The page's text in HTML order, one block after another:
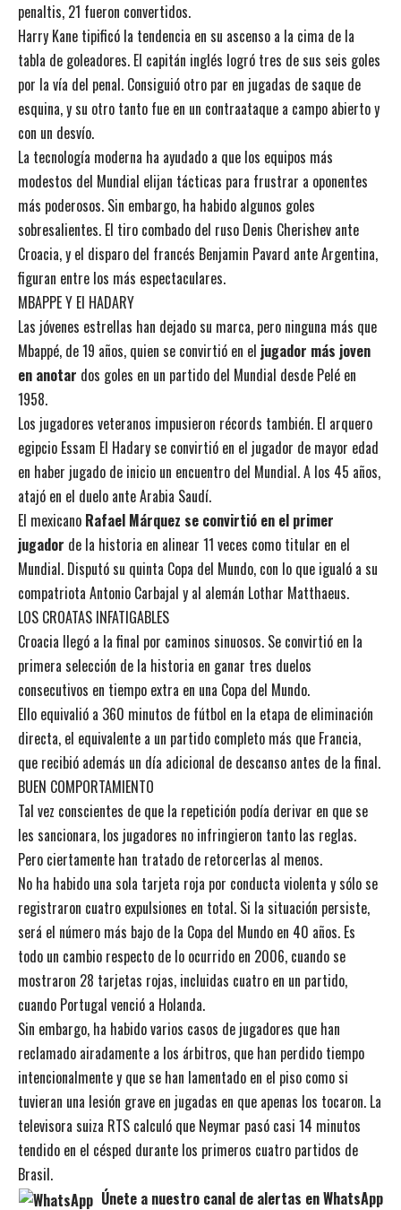
penaltis, 21 fueron convertidos.
Harry Kane tipificó la tendencia en su ascenso a la cima de la
tabla de goleadores. El capitán inglés logró tres de sus seis goles
por la vía del penal. Consiguió otro par en jugadas de saque de
esquina, y su otro tanto fue en un contraataque a campo abierto y
con un desvío.
La tecnología moderna ha ayudado a que los equipos más
modestos del Mundial elijan tácticas para frustrar a oponentes
más poderosos. Sin embargo, ha habido algunos goles
sobresalientes. El tiro combado del ruso Denis Cherishev ante
Croacia, y el disparo del francés Benjamin Pavard ante Argentina,
figuran entre los más espectaculares.
MBAPPE Y El HADARY
Las jóvenes estrellas han dejado su marca, pero ninguna más que
Mbappé, de 19 años, quien se convirtió en el jugador más joven
en anotar dos goles en un partido del Mundial desde Pelé en
1958.
Los jugadores veteranos impusieron récords también. El arquero
egipcio Essam El Hadary se convirtió en el jugador de mayor edad
en haber jugado de inicio un encuentro del Mundial. A los 45 años,
atajó en el duelo ante Arabia Saudí.
El mexicano Rafael Márquez se convirtió en el primer
jugador de la historia en alinear 11 veces como titular en el
Mundial. Disputó su quinta Copa del Mundo, con lo que igualó a su
compatriota Antonio Carbajal y al alemán Lothar Matthaeus.
LOS CROATAS INFATIGABLES
Croacia llegó a la final por caminos sinuosos. Se convirtió en la
primera selección de la historia en ganar tres duelos
consecutivos en tiempo extra en una Copa del Mundo.
Ello equivalió a 360 minutos de fútbol en la etapa de eliminación
directa, el equivalente a un partido completo más que Francia,
que recibió además un día adicional de descanso antes de la final.
BUEN COMPORTAMIENTO
Tal vez conscientes de que la repetición podía derivar en que se
les sancionara, los jugadores no infringieron tanto las reglas.
Pero ciertamente han tratado de retorcerlas al menos.
No ha habido una sola tarjeta roja por conducta violenta y sólo se
registraron cuatro expulsiones en total. Si la situación persiste,
será el número más bajo de la Copa del Mundo en 40 años. Es
todo un cambio respecto de lo ocurrido en 2006, cuando se
mostraron 28 tarjetas rojas, incluidas cuatro en un partido,
cuando Portugal venció a Holanda.
Sin embargo, ha habido varios casos de jugadores que han
reclamado airadamente a los árbitros, que han perdido tiempo
intencionalmente y que se han lamentado en el piso como si
tuvieran una lesión grave en jugadas en que apenas los tocaron. La
televisora suiza RTS calculó que Neymar pasó casi 14 minutos
tendido en el césped durante los primeros cuatro partidos de
Brasil.
Únete a nuestro canal de alertas en WhatsApp